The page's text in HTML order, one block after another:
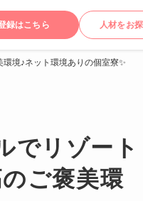
録はこちら 人材をお
境♪ネット環境ありの個室寮✨
でリゾート
ご褒美環